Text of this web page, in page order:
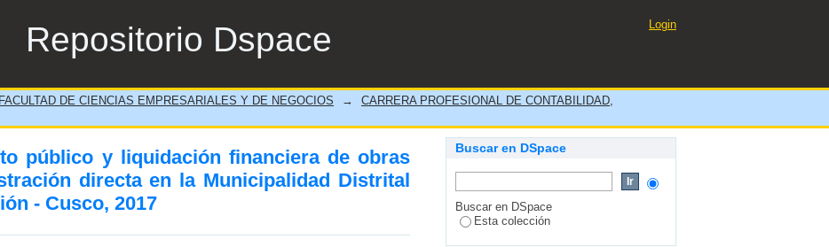
Repositorio Dspace
público y liquidación financiera de obras ejecutadas por administración
Distrital de Pichari, La Convención - Cusco, 2017
Login
FACULTAD DE CIENCIAS EMPRESARIALES Y DE NEGOCIOS →
CARRERA PROFESIONAL DE CONTABILIDAD,
público y liquidación financiera de obras
directa en la Municipalidad Distrital
- Cusco, 2017
Buscar en DSpace
Buscar en DSpace
Esta colección